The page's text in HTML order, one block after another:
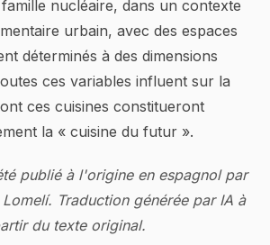
famille nucléaire, dans un contexte
urbain, avec des espaces
déterminés à des dimensions
ces variables influent sur la
ces cuisines constitueront
la « cuisine du futur ».
publié à l'origine en espagnol par
Traduction générée par IA à
du texte original.